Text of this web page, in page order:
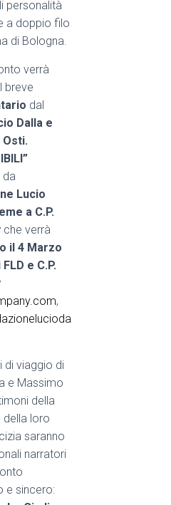
personalità
a doppio filo
di Bologna.
verrà
breve
dal
Dalla e
”
da
Lucio
a C.P.
che verrà
il 4 Marzo
e C.P.
,
di viaggio di
e Massimo
della
della loro
saranno
narratori
e sincero: